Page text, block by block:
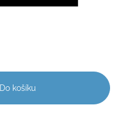
Do košíku